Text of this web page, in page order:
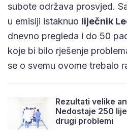
subote održava prosvjed.
u emisiji istaknuo liječnik
dnevno pregleda i do 50
koje bi bilo rješenje
se o svemu ovome trebalo
Rezultati velike
Nedostaje 250
drugi problemi